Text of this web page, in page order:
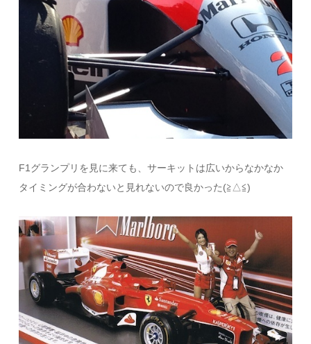
F1グランプリを見に来ても、サーキットは広いからなかなか
タイミングが合わないと見れないので良かった(≧△≦)